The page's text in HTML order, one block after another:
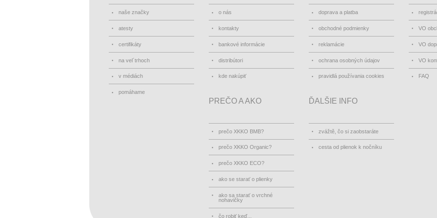
naše značky
atesty
certifikáty
na vel´trhoch
v médiách
pomáhame
o nás
kontakty
bankové informácie
distribútori
kde nakúpiť
doprava a platba
obchodné podmienky
reklamácie
ochrana osobných údajov
pravidlá používania cookies
VO
VO
VO
FAQ
PREČO A AKO
prečo XKKO BMB?
prečo XKKO Organic?
prečo XKKO ECO?
ako se starať o plienky
ako sa starať o vrchné
nohavičky
čo robiť keď...
ĎALŠIE INFO
zvážtě, čo si zaobstaráte
cesta od plienok k nočníku